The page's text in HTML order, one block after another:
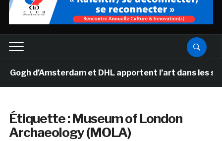
d’Amsterdam et DHL apportent l’art dans les
Étiquette :Museum of London
Archaeology (MOLA)